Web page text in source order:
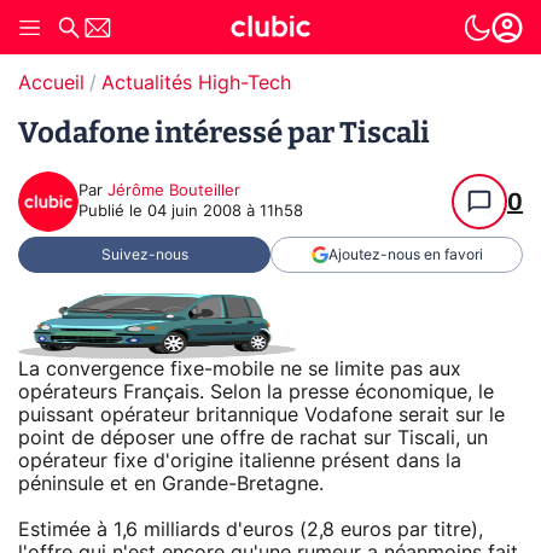
Accueil Actualités High-Tech
Vodafone intéressé par Tiscali
Par Jérôme Bouteiller
Publié le 04 juin 2008 à 11h58 0
Suivez-nous Ajoutez-nous en favori
La convergence fixe-mobile ne se limite pas aux
opérateurs Français. Selon la presse économique, le
puissant opérateur britannique Vodafone serait sur le
point de déposer une offre de rachat sur Tiscali, un
opérateur fixe d'origine italienne présent dans la
péninsule et en Grande-Bretagne.
Estimée à 1,6 milliards d'euros (2,8 euros par titre),